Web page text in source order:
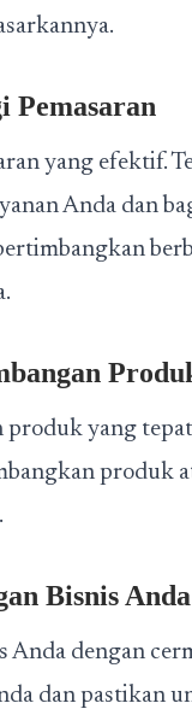
Pemasaran
yang efektif.
Anda dan
produk yang
produk
Bisnis Anda
Anda dengan
dan pastikan